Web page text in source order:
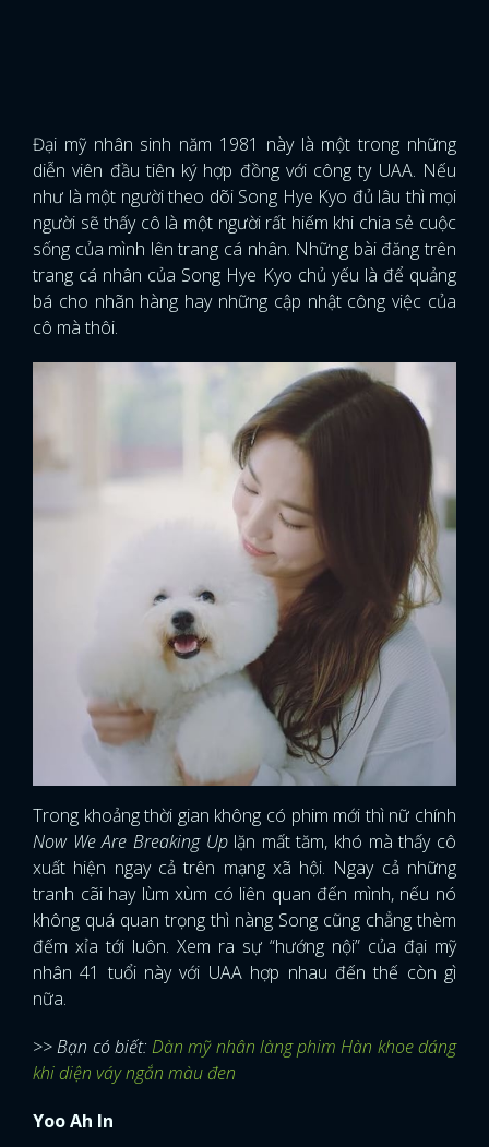
Đại mỹ nhân sinh năm 1981 này là một trong những
diễn viên đầu tiên ký hợp đồng với công ty UAA. Nếu
như là một người theo dõi Song Hye Kyo đủ lâu thì mọi
người sẽ thấy cô là một người rất hiếm khi chia sẻ cuộc
sống của mình lên trang cá nhân. Những bài đăng trên
trang cá nhân của Song Hye Kyo chủ yếu là để quảng
bá cho nhãn hàng hay những cập nhật công việc của
cô mà thôi.
Trong khoảng thời gian không có phim mới thì nữ chính
Now We Are Breaking Uplặn mất tăm, khó mà thấy cô
xuất hiện ngay cả trên mạng xã hội. Ngay cả những
tranh cãi hay lùm xùm có liên quan đến mình, nếu nó
không quá quan trọng thì nàng Song cũng chẳng thèm
đếm xỉa tới luôn. Xem ra sự “hướng nội” của đại mỹ
nhân 41 tuổi này với UAA hợp nhau đến thế còn gì
nữa.
>> Bạn có biết:Dàn mỹ nhân làng phim Hàn khoe dáng
khi diện váy ngắn màu đen
Yoo Ah In